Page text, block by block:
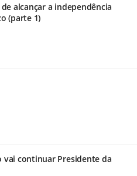
alcançar a independência
(parte 1)
vai continuar Presidente da